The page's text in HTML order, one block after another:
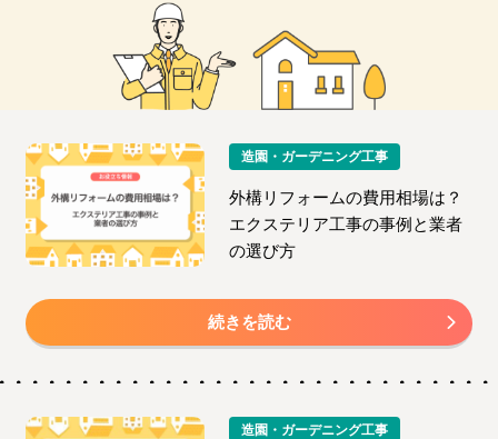
造園・ガーデニング工事
外構リフォームの費用相場は？
エクステリア工事の事例と業者
の選び方
続きを読む
造園・ガーデニング工事